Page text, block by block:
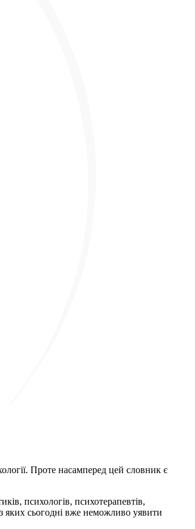
Проте насамперед цей словник є
психологів, психотерапевтів,
яких сьогодні вже неможливо уявити